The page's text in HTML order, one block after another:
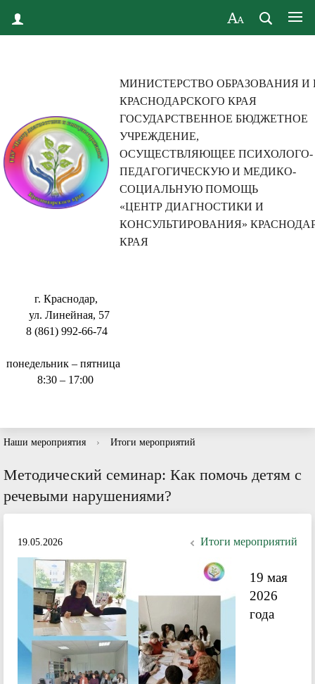
МИНИСТЕРСТВО ОБРАЗОВАНИЯ И
КРАСНОДАРСКОГО КРАЯ
ГОСУДАРСТВЕННОЕ БЮДЖЕТНОЕ
УЧРЕЖДЕНИЕ,
ОСУЩЕСТВЛЯЮЩЕЕ ПСИХОЛОГО-
ПЕДАГОГИЧЕСКУЮ И МЕДИКО-
СОЦИАЛЬНУЮ ПОМОЩЬ
«ЦЕНТР ДИАГНОСТИКИ И
КОНСУЛЬТИРОВАНИЯ»
КРАЯ
г. Краснодар,
ул. Линейная, 57
8 (861) 992-66-74
понедельник – пятница
8:30 – 17:00
Наши мероприятия › Итоги мероприятий
Методический семинар: Как помочь детям с
речевыми нарушениями?
19.05.2026 Итоги мероприятий
19 мая
2026
года